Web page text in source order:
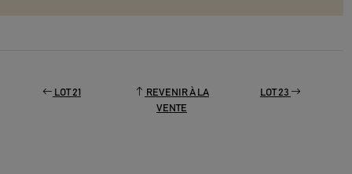
LOT 21
REVENIR À LA
VENTE
LOT 23